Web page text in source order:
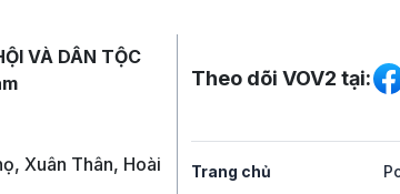
VÀ DÂN TỘC
Xuân Thân, Hoài
Mạng xã hội
Theo dõi VOV2 tại:
Trang chủ